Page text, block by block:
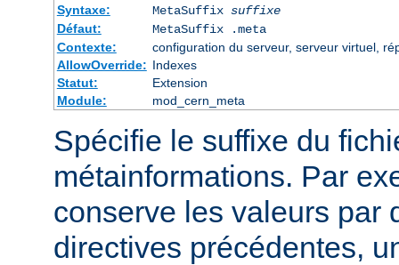
Syntaxe:
MetaSuffix suffixe
Défaut:
MetaSuffix .meta
Contexte:
configuration du serveur, serveur virtuel,
AllowOverride: Indexes
Statut:
Extension
Module:
mod_cern_meta
Spécifie le suffixe du
métainformations. Par
conserve les valeurs par
directives précédentes,